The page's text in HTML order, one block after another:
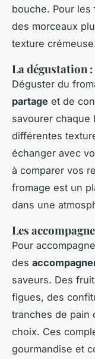
bouche. Pour les
des morceaux
texture
La dégustation
Déguster du
partage et de
savourer chaque
différentes
échanger avec
à comparer vos
fromage est un
dans une
Les
Pour
des
saveurs. Des
figues, des
tranches de pain
choix. Ces
gourmandise et